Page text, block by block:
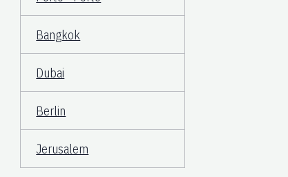
Bangkok
Dubai
Berlin
Jerusalem